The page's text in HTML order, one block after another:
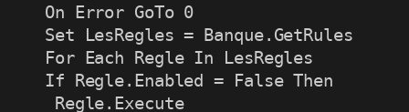
On Error GoTo 0
Set LesRegles = Banque.GetRules
For Each Regle In LesRegles
If Regle.Enabled = False Then
  Regle.Execute